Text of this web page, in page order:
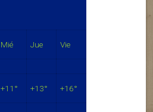
Mié Jue Vie
+11° +13° +16°